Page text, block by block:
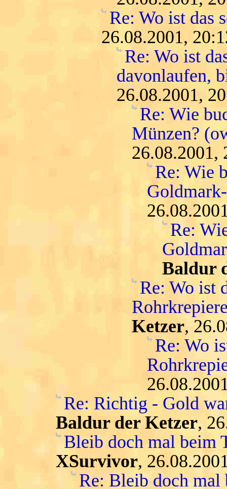
Re: Wo ist das
26.08.2001,
Re: Wo ist
davonlaufen,
26.08.2001,
Re: Wie
Münzen?
26.08.2001,
Re: Wie
Re:
Baldur
Re: Wo ist
Ketzer,
Re: Wo
Re: Richtig - Gold
Baldur der Ketzer,
Bleib doch mal beim
XSurvivor,
Re: Bleib doch mal